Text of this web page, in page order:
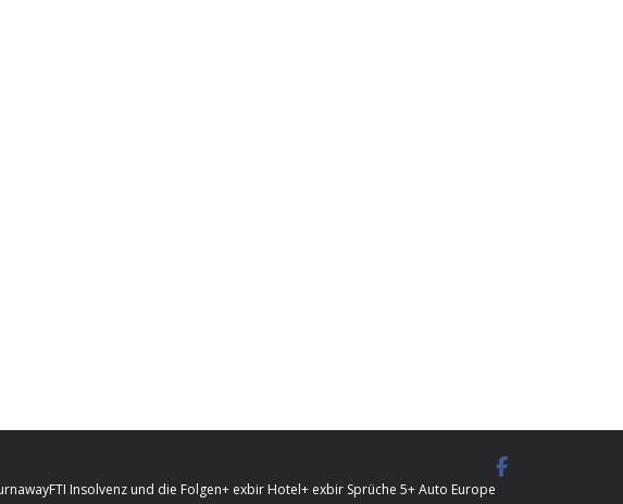
FTI Insolvenz und die Folgen+ exbir Hotel+ exbir Sprüche 5+ Auto Europe